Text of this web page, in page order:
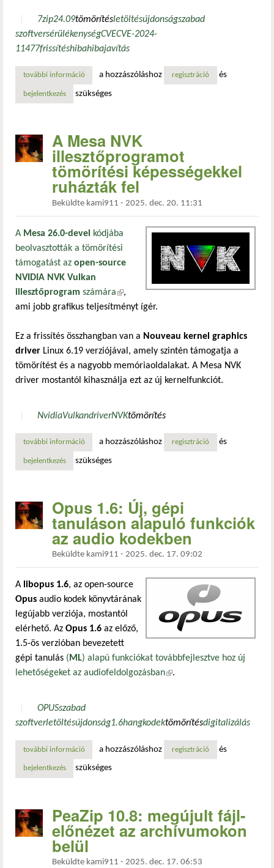
7zip24.09tömörítésletöltésújdonságszabad
szoftversérülékenységCVECVE-2024-
11477frissítéshibahibajavítás
további információkritikus sérülékenység a 7-zipben: távoli kódfuttatást tesz
a hozzászóláshoz regisztráció és
bejelentkezés szükséges
A Mesa NVK
illesztőprogramot
tömörítési képességekkel
ruházták fel
Beküldte kami911 - 2025. dec. 20. 11:31
A Mesa 26.0-devel
kódjába
beolvasztották a tömörítési
támogatást az open-source
NVIDIA NVK Vulkan
illesztőprogram számára(külső hivatkozás)
,
ami jobb grafikus teljesítményt ígér.
Ez a frissítés összhangban van a Nouveau kernel graphics
driver Linux 6.19 verziójával, amely szintén támogatja a
tömörítést és a nagyobb memóriaoldalakat. A Mesa NVK
driver mostantól kihasználja ezt az új kernelfunkciót.
NvidiaVulkandriverNVKtömörítés
további információa mesa nvk illesztőprogramot tömörítési képességekkel
a hozzászóláshoz regisztráció és
bejelentkezés szükséges
Opus 1.6: Új, gépi
tanuláson alapuló funkciók
az audio kodekben
Beküldte kami911 - 2025. dec. 17. 09:02
A libopus 1.6, az open-source
Opus audio kodek könyvtárának
legújabb verziója, mostantól
elérhető. Az Opus 1.6 az előző,
1.5-ös verzióban bevezetett
gépi tanulás (ML) alapú funkciókat továbbfejlesztve hoz új
lehetőségeket az audiofeldolgozásban(külső hivatkozás)
.
OPUSszabad
szoftverletöltésújdonság1.6hangkodektömörítésdigitalizálás
további információopus 1.6: új, gépi tanuláson alapuló funkciók az audio
a hozzászóláshoz regisztráció és
bejelentkezés szükséges
PeaZip 10.8: megújult fájl-
előnézet az archívumokon
belül
Beküldte kami911 - 2025. dec. 17. 06:53